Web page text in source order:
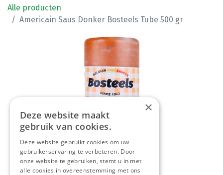
Alle producten
Americain Saus Donker Bosteels Tube 500 gr
×
Deze website maakt
gebruik van cookies.
Deze website gebruikt cookies om uw
gebruikerservaring te verbeteren. Door
onze website te gebruiken, stemt u in met
alle cookies in overeenstemming met ons